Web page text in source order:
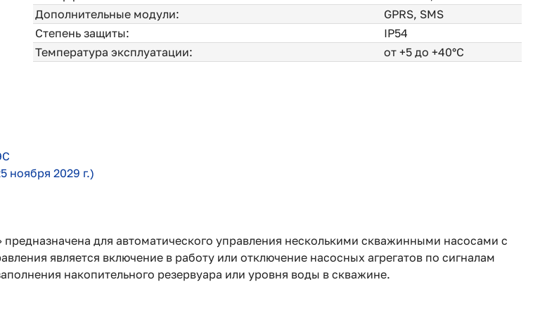
Дополнительные модули:
GPRS, SMS
Степень защиты:
IP54
Температура эксплуатации:
от +5 до +40°С
ноября 2029 г.)
для автоматического управления несколькими скважинными насосами с
является включение в работу или отключение насосных агрегатов по сигналам
накопительного резервуара или уровня воды в скважине.